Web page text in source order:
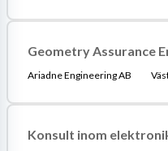
Geometry Assurance
Ariadne Engineering AB
Konsult inom